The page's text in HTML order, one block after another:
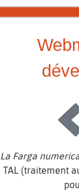
La Farga
TAL (traitement